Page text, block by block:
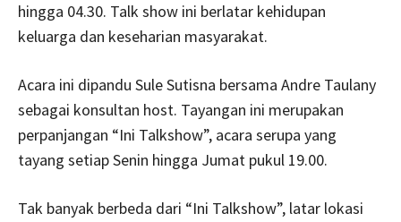
hingga 04.30. Talk show ini berlatar kehidupan
keluarga dan keseharian masyarakat.
Acara ini dipandu Sule Sutisna bersama Andre Taulany
sebagai konsultan host. Tayangan ini merupakan
perpanjangan “Ini Talkshow”, acara serupa yang
tayang setiap Senin hingga Jumat pukul 19.00.
Tak banyak berbeda dari “Ini Talkshow”, latar lokasi